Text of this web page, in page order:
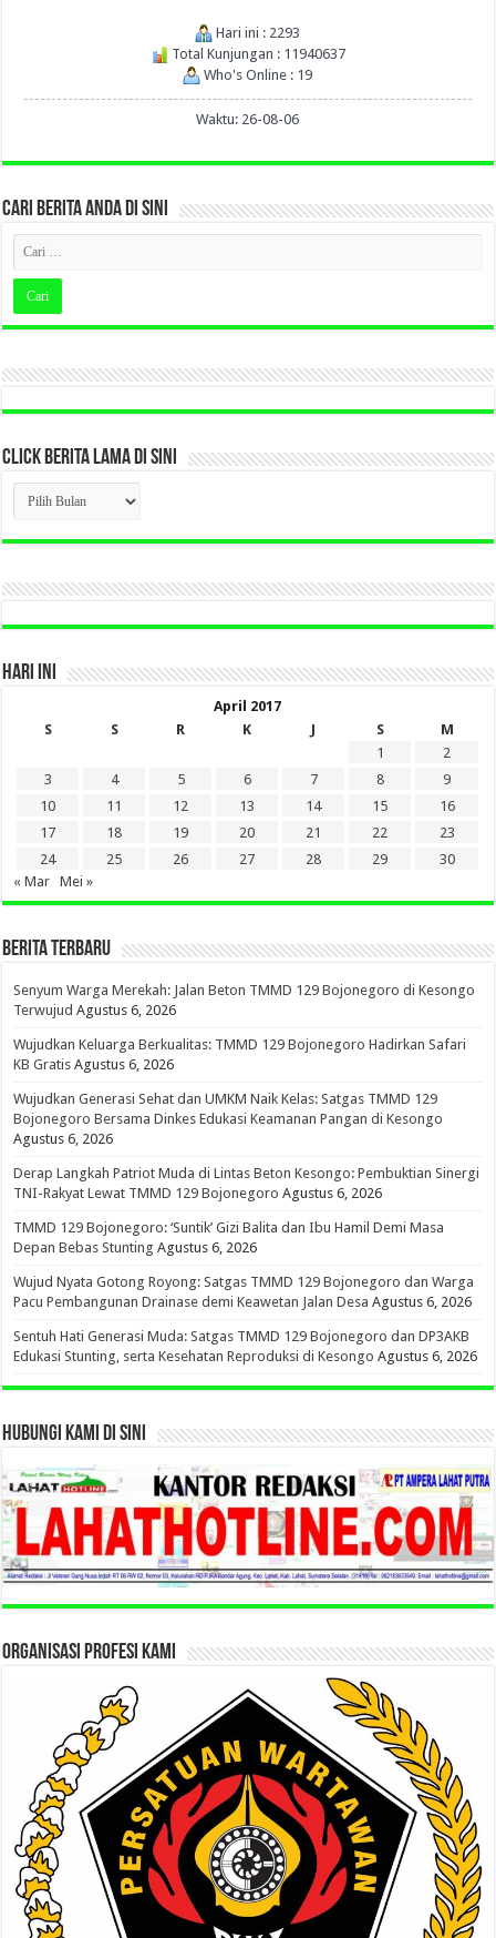
Hari ini : 2293
Total Kunjungan : 11940637
Who's Online : 19
Waktu: 26-08-06
CARI BERITA ANDA DI SINI
CLICK BERITA LAMA DI SINI
CLICK
BERITA
LAMA
DI
HARI INI
April 2017
S
S R K J S
M
1
2
3
4 5 6 7 8
9
10
11 12 13 14 15
16
17
18 19 20 21 22
23
24
25 26 27 28 29
30
« Mar
Mei »
BERITA TERBARU
Senyum Warga Merekah: Jalan Beton TMMD 129 Bojonegoro di Kesongo
Terwujud Agustus 6, 2026
Wujudkan Keluarga Berkualitas: TMMD 129 Bojonegoro Hadirkan Safari
KB Gratis Agustus 6, 2026
Wujudkan Generasi Sehat dan UMKM Naik Kelas: Satgas TMMD 129
Bojonegoro Bersama Dinkes Edukasi Keamanan Pangan di Kesongo
Agustus 6, 2026
Derap Langkah Patriot Muda di Lintas Beton Kesongo: Pembuktian Sinergi
TNI-Rakyat Lewat TMMD 129 Bojonegoro Agustus 6, 2026
TMMD 129 Bojonegoro: ‘Suntik’ Gizi Balita dan Ibu Hamil Demi Masa
Depan Bebas Stunting Agustus 6, 2026
Wujud Nyata Gotong Royong: Satgas TMMD 129 Bojonegoro dan Warga
Pacu Pembangunan Drainase demi Keawetan Jalan Desa Agustus 6, 2026
Sentuh Hati Generasi Muda: Satgas TMMD 129 Bojonegoro dan DP3AKB
Edukasi Stunting, serta Kesehatan Reproduksi di Kesongo Agustus 6, 2026
HUBUNGI KAMI DI SINI
ORGANISASI PROFESI KAMI